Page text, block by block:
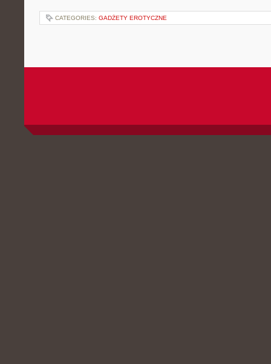
CATEGORIES: GADŻETY EROTYCZNE